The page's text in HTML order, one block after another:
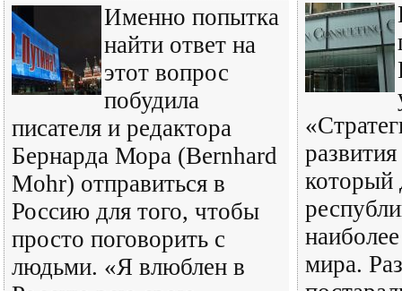
Именно попытка
найти ответ на
этот вопрос
побудила
писателя и редактора
Бернарда Мора (Bernhard
Mohr) отправиться в
Россию для того, чтобы
просто поговорить с
людьми. «Я влюблен в
который
мира.